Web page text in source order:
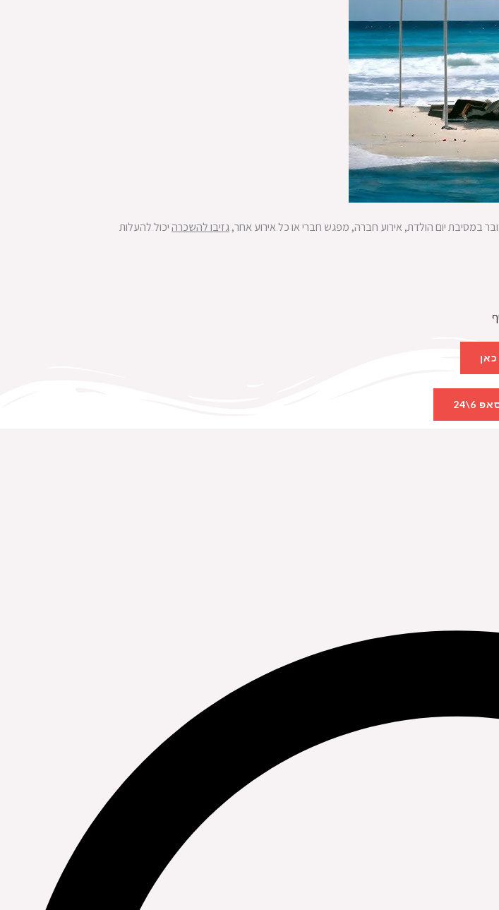
במסיבת יום הולדת, אירוע חברה, מפגש חברי או כל אירוע אחר,גזיבו להשכרהיכול להעלות